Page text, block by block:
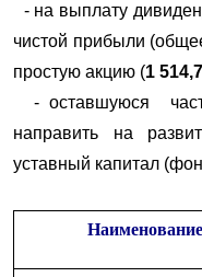
- на выплату
чистой прибыли
простую акцию (1
- оставшуюся
направить на
уставный капитал
Наименование